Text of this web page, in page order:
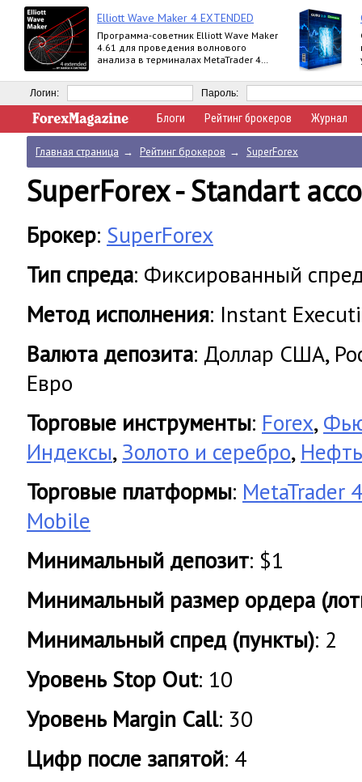
Elliott Wave Maker 4 EXTENDED
Программа-советник Elliott Wave Maker
4.61 для проведения волнового
анализа в терминалах MetaTrader 4
Extended
Логин: Пароль:
Блоги Рейтинг брокеров Журнал
Главная страница → Рейтинг брокеров → SuperForex
SuperForex - Standart
Брокер: SuperForex
Тип спреда: Фиксированный
Метод исполнения: Instant
Валюта депозита: Доллар США,
Евро
Торговые инструменты: Forex,
Индексы,Золото и серебро,
Торговые платформы: MetaTrader 4
Mobile
Минимальный депозит: $1
Минимальный размер ордера
Минимальный спред (пункты): 2
Уровень Stop Out: 10
Уровень Margin Call: 30
Цифр после запятой: 4